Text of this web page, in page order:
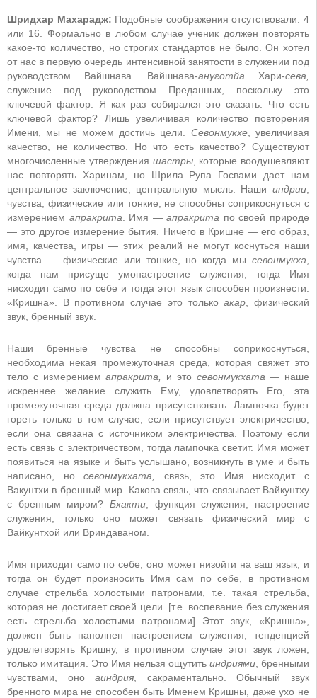
Шридхар Махарадж: Подобные соображения отсутствовали: 4
или 16. Формально в любом случае ученик должен повторять
какое-то количество, но строгих стандартов не было. Он хотел
от нас в первую очередь интенсивной занятости в служении под
руководством Вайшнава. Вайшнава-ануготйа Хари-сева,
служение под руководством Преданных, поскольку это
ключевой фактор. Я как раз собирался это сказать. Что есть
ключевой фактор? Лишь увеличивая количество повторения
Имени, мы не можем достичь цели. Севонмукхе, увеличивая
качество, не количество. Но что есть качество? Существуют
многочисленные утверждения шастры, которые воодушевляют
нас повторять Харинам, но Шрила Рупа Госвами дает нам
центральное заключение, центральную мысль. Наши индрии
чувства, физические или тонкие, не способны соприкоснуться с
измерением апракрита . Имя —апракрита по своей природе
— это другое измерение бытия. Ничего в Кришне — его образ,
имя, качества, игры — этих реалий не могут коснуться наши
чувства — физические или тонкие, но когда мы севонмукха
когда нам присуще умонастроение служения, тогда Имя
нисходит само по себе и тогда этот язык способен произнести:
«Кришна». В противном случае это толькоакар , физический
звук, бренный звук.
Наши бренные чувства не способны соприкоснуться,
необходима некая промежуточная среда, которая свяжет это
тело с измерениемапракрита, и это севонмукхата— наше
искреннее желание служить Ему, удовлетворять Его, эта
промежуточная среда должна присутствовать. Лампочка будет
гореть только в том случае, если присутствует электричество,
если она связана с источником электричества. Поэтому если
есть связь с электричеством, тогда лампочка светит. Имя может
появиться на языке и быть услышано, возникнуть в уме и быть
написано, носевонмукхата, связь, это Имя нисходит с
Вакунтхи в бренный мир. Какова связь, что связывает Вайкунтху
с бренным миром? Бхакти , функция служения, настроение
служения, только оно может связать физический мир с
Вайкунтхой или Вриндаваном.
Имя приходит само по себе, оно может низойти на ваш язык, и
тогда он будет произносить Имя сам по себе, в противном
случае стрельба холостыми патронами, т.е. такая стрельба,
которая не достигает своей цели. [т.е. воспевание без служения
есть стрельба холостыми патронами] Этот звук, «Кришна»,
должен быть наполнен настроением служения, тенденцией
удовлетворять Кришну, в противном случае этот звук ложен,
только имитация. Это Имя нельзя ощутить индриями , бренными
чувствами, оноаиндрия , сакраментально. Обычный звук
бренного мира не способен быть Именем Кришны, даже ухо не